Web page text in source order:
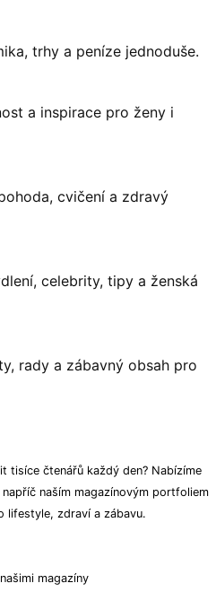
trhy a peníze jednoduše.
a inspirace pro ženy i
cvičení a zdravý
celebrity, tipy a ženská
rady a zábavný obsah pro
tisíce čtenářů každý den? Nabízíme
naším magazínovým portfoliem
lifestyle, zdraví a zábavu.
magazíny